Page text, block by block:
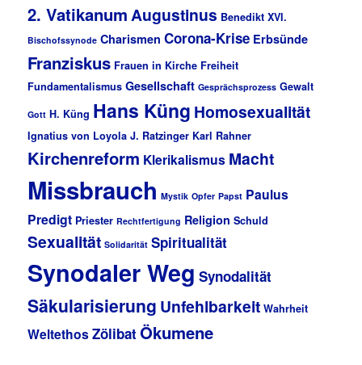
2. VatikanumAugustinus Benedikt XVI.
Bischofssynode Charismen Corona-Krise Erbsünde
Franziskus Frauen in Kirche Freiheit
Fundamentalismus Gesellschaft Gesprächsprozess Gewalt
Gott H. Küng Hans Küng Homosexualität
Ignatius von Loyola J. Ratzinger Karl Rahner
Kirchenreform Klerikalismus Macht
Missbrauch Mystik Opfer Papst Paulus
Predigt Priester Rechtfertigung Religion Schuld
Sexualität Solidarität Spiritualität
Synodaler Weg Synodalität
Säkularisierung Unfehlbarkeit Wahrheit
WeltethosZölibatÖkumene